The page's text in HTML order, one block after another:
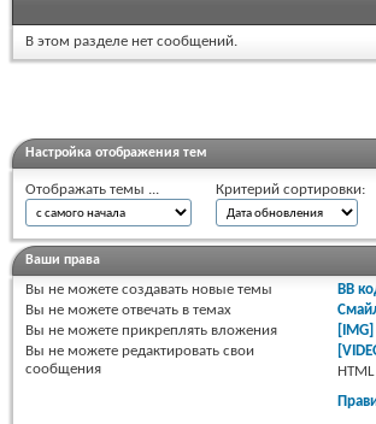
В этом разделе нет сообщений.
Настройка отображения тем
Отображать темы ... Критерий сортировки:
Ваши права
Вы не можете создавать новые темы
Вы не можете отвечать в темах
Вы не можете прикреплять вложения
Вы не можете редактировать свои
сообщения
BB
[IMG]